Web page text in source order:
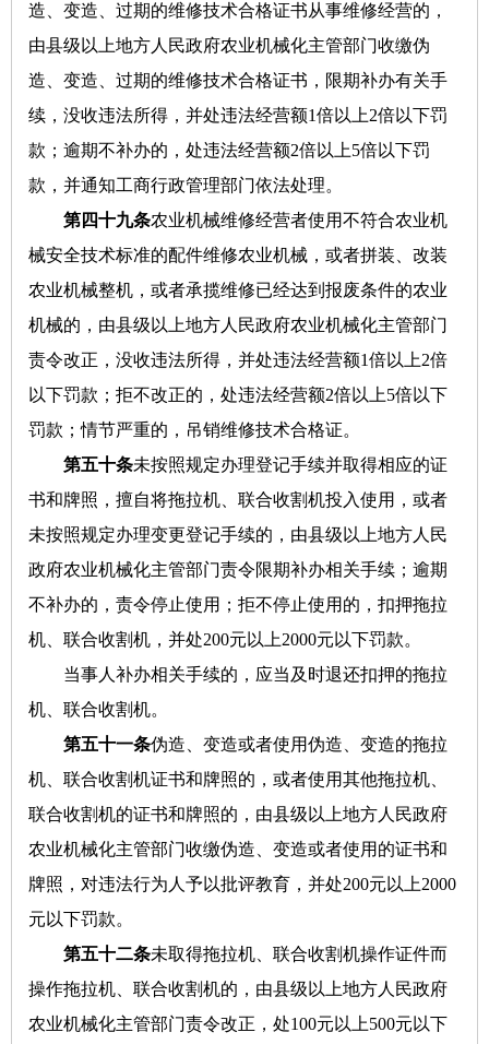
造、变造、过期的维修技术合格证书从事维修经营的，
由县级以上地方人民政府农业机械化主管部门收缴伪
造、变造、过期的维修技术合格证书，限期补办有关手
续，没收违法所得，并处违法经营额1倍以上2倍以下罚
款；逾期不补办的，处违法经营额2倍以上5倍以下罚
款，并通知工商行政管理部门依法处理。
第四十九条农业机械维修经营者使用不符合农业机
械安全技术标准的配件维修农业机械，或者拼装、改装
农业机械整机，或者承揽维修已经达到报废条件的农业
机械的，由县级以上地方人民政府农业机械化主管部门
责令改正，没收违法所得，并处违法经营额1倍以上2倍
以下罚款；拒不改正的，处违法经营额2倍以上5倍以下
罚款；情节严重的，吊销维修技术合格证。
第五十条未按照规定办理登记手续并取得相应的证
书和牌照，擅自将拖拉机、联合收割机投入使用，或者
未按照规定办理变更登记手续的，由县级以上地方人民
政府农业机械化主管部门责令限期补办相关手续；逾期
不补办的，责令停止使用；拒不停止使用的，扣押拖拉
机、联合收割机，并处200元以上2000元以下罚款。
当事人补办相关手续的，应当及时退还扣押的拖拉
机、联合收割机。
第五十一条伪造、变造或者使用伪造、变造的拖拉
机、联合收割机证书和牌照的，或者使用其他拖拉机、
联合收割机的证书和牌照的，由县级以上地方人民政府
农业机械化主管部门收缴伪造、变造或者使用的证书和
牌照，对违法行为人予以批评教育，并处200元以上2000
元以下罚款。
第五十二条未取得拖拉机、联合收割机操作证件而
操作拖拉机、联合收割机的，由县级以上地方人民政府
农业机械化主管部门责令改正，处100元以上500元以下